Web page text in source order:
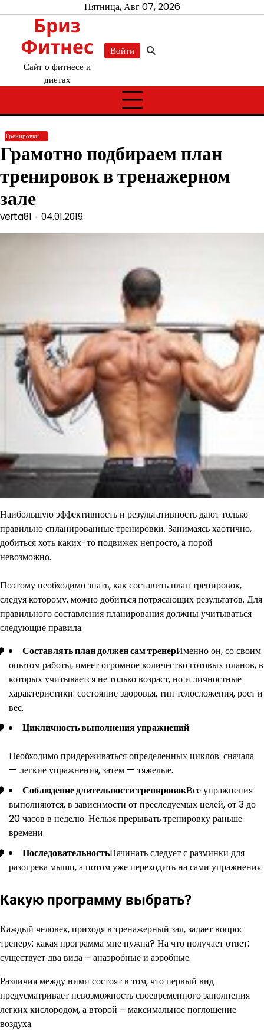
содержимому
Пятница, Авг 07, 2026
Бриз
Фитнес
Сайт о фитнесе и
диетах
Войти
Тренировки
Грамотно подбираем план
тренировок в тренажерном
зале
verta81 04.01.2019
Наибольшую эффективность и результативность дают только
правильно спланированные тренировки. Занимаясь хаотично,
добиться хоть каких-то подвижек непросто, а порой
невозможно.
Поэтому необходимо знать, как составить план тренировок,
следуя которому, можно добиться потрясающих результатов. Для
правильного составления планирования должны учитываться
следующие правила:
Составлять план должен сам тренерИменно он, со своим
опытом работы, имеет огромное количество готовых планов, в
которых учитывается не только возраст, но и личностные
характеристики: состояние здоровья, тип телосложения, рост и
вес.
Цикличность выполнения упражнений
Необходимо придерживаться определенных циклов: сначала
— легкие упражнения, затем — тяжелые.
Соблюдение длительности тренировокВсе упражнения
выполняются, в зависимости от преследуемых целей, от 3 до
20 часов в неделю. Нельзя прерывать тренировку раньше
времени.
ПоследовательностьНачинать следует с разминки для
разогрева мышц, а потом уже переходить на сами упражнения.
Какую программу выбрать?
Каждый человек, приходя в тренажерный зал, задает вопрос
тренеру: какая программа мне нужна? На что получает ответ:
существует два вида – анаэробные и аэробные.
Различия между ними состоят в том, что первый вид
предусматривает невозможность своевременного заполнения
легких кислородом, а второй – максимальное поглощение
воздуха.